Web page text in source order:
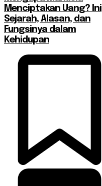
Menciptakan Uang? Ini
Sejarah, Alasan, dan
Fungsinya dalam
Kehidupan